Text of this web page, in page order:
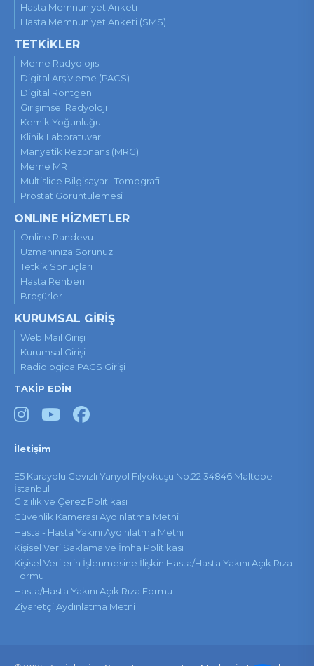
Hasta Memnuniyet Anketi
Hasta Memnuniyet Anketi (SMS)
TETKİKLER
Meme Radyolojisi
Digital Arşivleme (PACS)
Digital Röntgen
Girişimsel Radyoloji
Kemik Yoğunluğu
Klinik Laboratuvar
Manyetik Rezonans (MRG)
Meme MR
Multislice Bilgisayarlı Tomografi
Prostat Görüntülemesi
ONLINE HİZMETLER
Online Randevu
Uzmanınıza Sorunuz
Tetkik Sonuçları
Hasta Rehberi
Broşürler
KURUMSAL GİRİŞ
Web Mail Girişi
Kurumsal Girişi
Radiologica PACS Girişi
TAKİP EDİN
İletişim
E5 Karayolu Cevizli Yanyol Filyokuşu No:22 34846 Maltepe-
İstanbul
Gizlilik ve Çerez Politikası
Güvenlik Kamerası Aydınlatma Metni
Hasta - Hasta Yakını Aydınlatma Metni
Kişisel Veri Saklama ve İmha Politikası
Kişisel Verilerin İşlenmesine İlişkin Hasta/Hasta Yakını Açık Rıza
Formu
Hasta/Hasta Yakını Açık Rıza Formu
Ziyaretçi Aydınlatma Metni